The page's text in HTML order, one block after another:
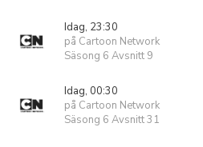
Idag, 23:30
på Cartoon Network
Säsong 6 Avsnitt 9
Idag, 00:30
på Cartoon Network
Säsong 6 Avsnitt 31